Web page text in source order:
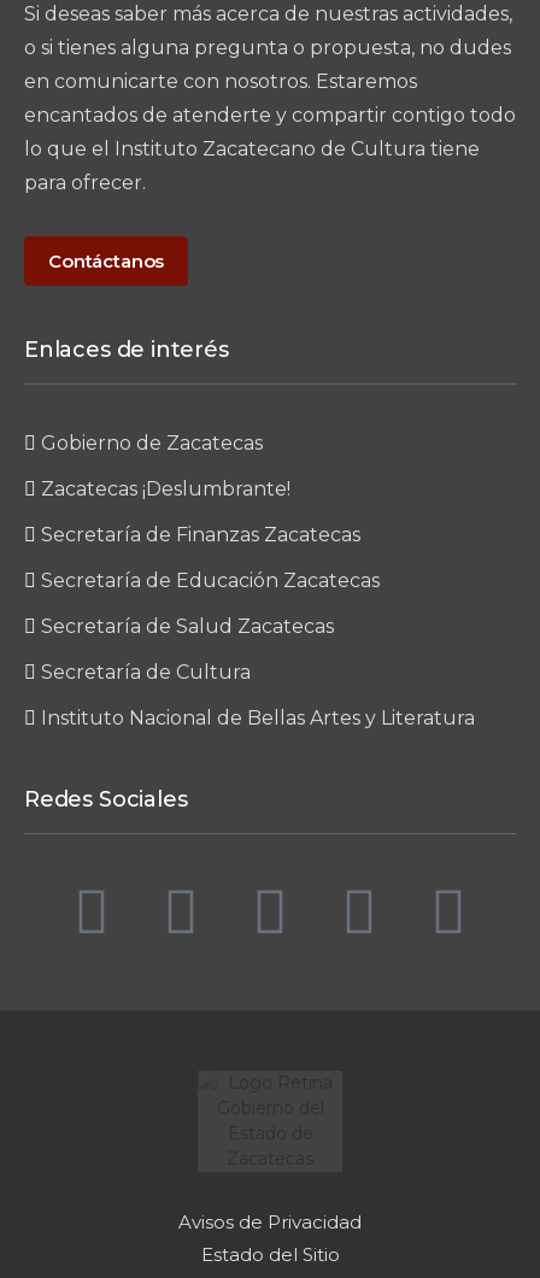
Si deseas saber más acerca de nuestras actividades,
o si tienes alguna pregunta o propuesta, no dudes
en comunicarte con nosotros. Estaremos
encantados de atenderte y compartir contigo todo
lo que el Instituto Zacatecano de Cultura tiene
para ofrecer.
Contáctanos
Enlaces de interés
Gobierno de Zacatecas
Zacatecas ¡Deslumbrante!
Secretaría de Finanzas Zacatecas
Secretaría de Educación Zacatecas
Secretaría de Salud Zacatecas
Secretaría de Cultura
Instituto Nacional de Bellas Artes y Literatura
Redes Sociales
Avisos de Privacidad
Estado del Sitio